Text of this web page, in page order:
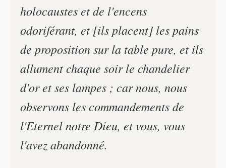
holocaustes et de l'encens
odoriférant, et [ils placent] les pains
de proposition sur la table pure, et ils
allument chaque soir le chandelier
d'or et ses lampes ; car nous, nous
observons les commandements de
l'Eternel notre Dieu, et vous, vous
l'avez abandonné.